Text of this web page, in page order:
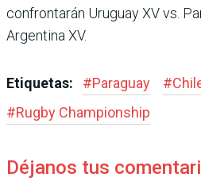
confrontarán Uruguay XV vs.
Argentina XV.
Etiquetas: #Paraguay #
#Rugby Champions­hip
Déjanos tus